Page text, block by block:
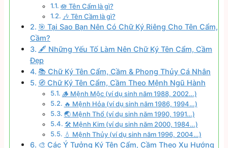
🪷 Tên Cẩm là gì?
🎶 Tên Cầm là gì?
🎯 Tại Sao Bạn Nên Có Chữ Ký Riêng Cho Tên Cẩm,
Cầm?
🖋️ Những Yếu Tố Làm Nên Chữ Ký Tên Cẩm, Cầm
Đẹp
📚 Chữ Ký Tên Cẩm, Cầm & Phong Thủy Cá Nhân
🧭 Chữ Ký Tên Cẩm, Cầm Theo Mệnh Ngũ Hành
🪵 Mệnh Mộc (ví dụ sinh năm 1988, 2002…)
🔥 Mệnh Hỏa (ví dụ sinh năm 1986, 1994…)
🌏 Mệnh Thổ (ví dụ sinh năm 1990, 1991…)
🛠️ Mệnh Kim (ví dụ sinh năm 2000, 1984…)
💧 Mệnh Thủy (ví dụ sinh năm 1996, 2004…)
🎨 Các Ý Tưởng Ký Tên Cẩm, Cầm Theo Xu Hướng